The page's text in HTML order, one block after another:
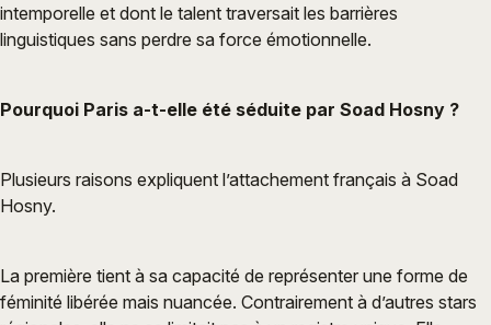
intemporelle et dont le talent traversait les barrières
linguistiques sans perdre sa force émotionnelle.
Pourquoi Paris a-t-elle été séduite par Soad Hosny ?
Plusieurs raisons expliquent l’attachement français à Soad
Hosny.
La première tient à sa capacité de représenter une forme de
féminité libérée mais nuancée. Contrairement à d’autres stars